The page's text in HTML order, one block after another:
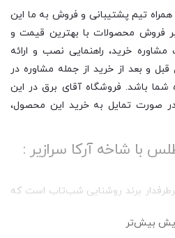
همراه تیم پشتیبانی و فروش به ما این
بر فروش محصولات با بهترین قیمت و
مشاوره خرید، راهنمایی نصب و ارائه
و بعد از خرید از جمله مشاوره در
شما باشد. فروشگاه آقای برق در این
صورت تمایل به خرید این محصول،
با شاخه آرکا سرازیر :
برند روشنایی شب‌تاب است که
ویژگی‌هایی که در خود دارد، به
بیش‌تر